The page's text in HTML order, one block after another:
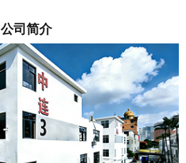
公司简介